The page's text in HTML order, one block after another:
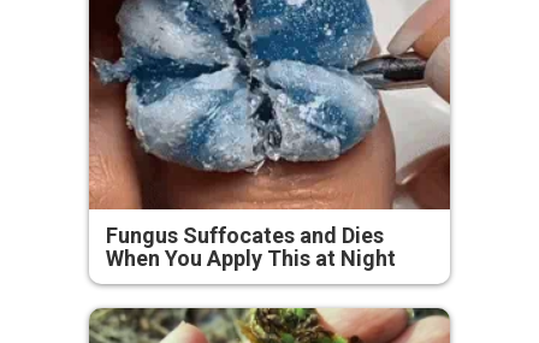
Fungus Suffocates and Dies
When You Apply This at Night